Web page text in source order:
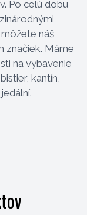
Po celú dobu
náš
značiek. Máme
na vybavenie
kantín,